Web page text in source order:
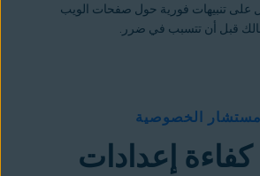
على تنبيهات فورية حول صفحات الويب
قبل أن تتسبب في ضرر.
مستشار الخصوصية
كفاءة إعدادات